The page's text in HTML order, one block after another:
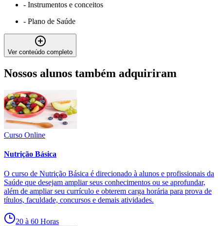
- Instrumentos e conceitos
- Plano de Saúde
Ver conteúdo completo
Nossos alunos também adquiriram
Curso Online
Nutrição Básica
O curso de Nutrição Básica é direcionado à alunos e profissionais da
Saúde que desejam ampliar seus conhecimentos ou se aprofundar,
além de ampliar seu currículo e obterem carga horária para prova de
títulos, faculdade, concursos e demais atividades.
20 à 60 Horas